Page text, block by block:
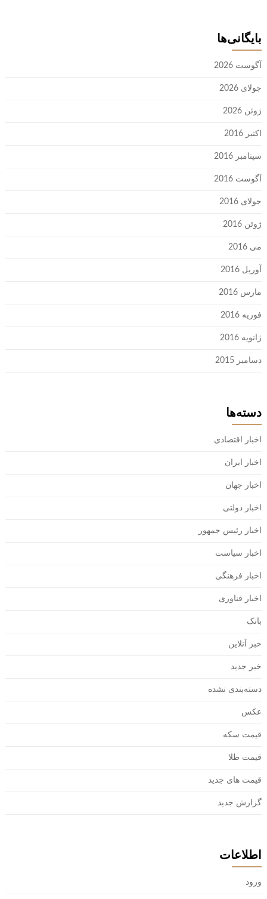
بایگانی‌ها
آگوست 2026
جولای 2026
ژوئن 2026
اکتبر 2016
سپتامبر 2016
آگوست 2016
جولای 2016
ژوئن 2016
می 2016
آوریل 2016
مارس 2016
فوریه 2016
ژانویه 2016
دسامبر 2015
دسته‌ها
اخبار اقتصادی
اخبار ایران
اخبار جهان
اخبار دولتی
اخبار رئیس جمهور
اخبار سیاست
اخبار فرهنگی
اخبار فناوری
بانک
خبر آنلاین
خبر جدید
دسته‌بندی نشده
عکس
قیمت سکه
قیمت طلا
قیمت های جدید
گزارش جدید
اطلاعات
ورود